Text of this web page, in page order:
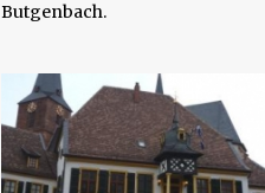
Butgenbach.